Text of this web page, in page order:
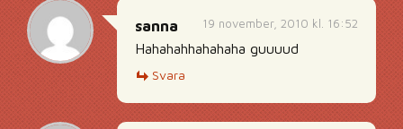
19 november, 2010 kl. 16:52
sanna
Hahahahhahahaha guuuud
Svara